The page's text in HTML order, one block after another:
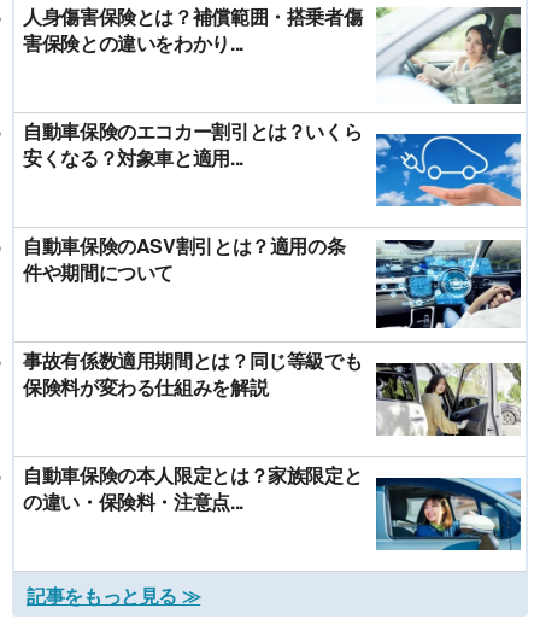
人身傷害保険とは？補償範囲・搭乗者傷
害保険との違いをわかり...
自動車保険のエコカー割引とは？いくら
安くなる？対象車と適用...
自動車保険のASV割引とは？適用の条
件や期間について
事故有係数適用期間とは？同じ等級でも
保険料が変わる仕組みを解説
自動車保険の本人限定とは？家族限定と
の違い・保険料・注意点...
記事をもっと見る ≫